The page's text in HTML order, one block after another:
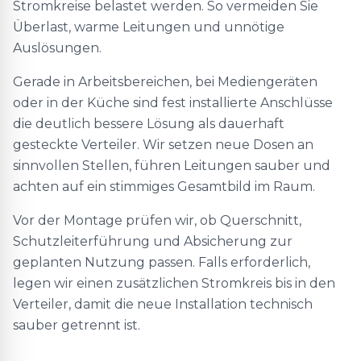
Stromkreise belastet werden. So vermeiden Sie
Überlast, warme Leitungen und unnötige
Auslösungen.
Gerade in Arbeitsbereichen, bei Mediengeräten
oder in der Küche sind fest installierte Anschlüsse
die deutlich bessere Lösung als dauerhaft
gesteckte Verteiler. Wir setzen neue Dosen an
sinnvollen Stellen, führen Leitungen sauber und
achten auf ein stimmiges Gesamtbild im Raum.
Vor der Montage prüfen wir, ob Querschnitt,
Schutzleiterführung und Absicherung zur
geplanten Nutzung passen. Falls erforderlich,
legen wir einen zusätzlichen Stromkreis bis in den
Verteiler, damit die neue Installation technisch
sauber getrennt ist.